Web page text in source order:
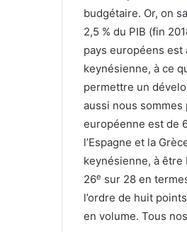
budgétaire. Or, on
2,5 % du PIB (fin
pays européens est
keynésienne, à ce
permettre un
aussi nous sommes
européenne est de
l’Espagne et la
keynésienne, à être
26e sur 28 en
l’ordre de huit
en volume. Tous